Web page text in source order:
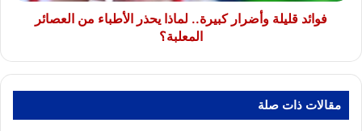
المعلبة؟فوائد قليلة وأضرار كبيرة.. لماذا يحذر الأطباء من العصائر
المعلبة؟
مقالات ذات صلة